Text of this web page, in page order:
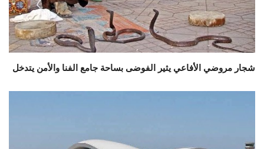
شجار مروضي الأفاعي يثير الفوضى بساحة جامع الفنا والأمن يتدخل